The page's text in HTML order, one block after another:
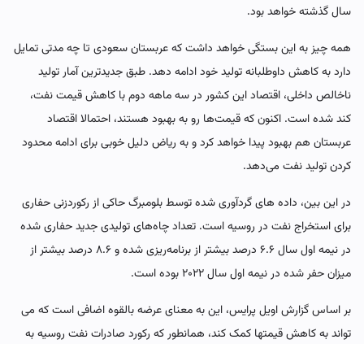
سال گذشته خواهد بود.
همه چیز به این بستگی خواهد داشت که عربستان سعودی تا چه مدتی تمایل
دارد به کاهش داوطلبانه تولید خود ادامه دهد. طبق جدیدترین آمار تولید
ناخالص داخلی، اقتصاد این کشور در سه ماهه دوم با کاهش قیمت نفت،
کند شده است. اکنون که قیمت‌ها رو به بهبود هستند، احتمالا اقتصاد
عربستان هم بهبود پیدا خواهد کرد و به ریاض دلیل خوبی برای ادامه محدود
کردن تولید نفت می‌دهد.
در این بین، داده های گردآوری شده توسط بلومبرگ حاکی از رکوردزنی حفاری
برای استخراج نفت در روسیه است. تعداد چاه‌های تولیدی جدید حفاری شده
در نیمه اول سال ۶.۶ درصد بیشتر از برنامه‌ریزی شده و ۸.۶ درصد بیشتر از
میزان حفر شده در نیمه اول سال ۲۰۲۲ بوده است.
بر اساس گزارش اویل پرایس، این به معنای عرضه بالقوه اضافی است که می
تواند به کاهش قیمتها کمک کند، همانطور که رکورد صادرات نفت روسیه به